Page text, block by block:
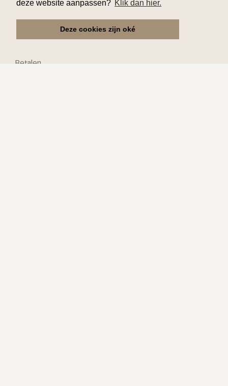
deze website aanpassen? Klik dan hier.
Deze cookies zijn oké
Reserveren
Betalen